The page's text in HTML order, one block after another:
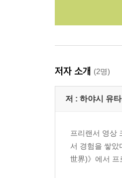
저자 소개 (2명)
저 : 하야시 유
프리랜서 영상
서 경험을 쌓았
世界)》에서 프